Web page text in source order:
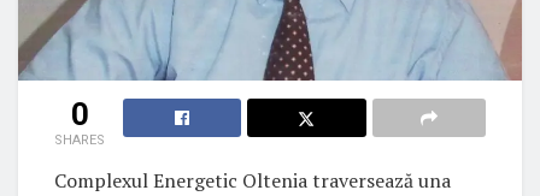
0
SHARES
Complexul Energetic Oltenia traversează una